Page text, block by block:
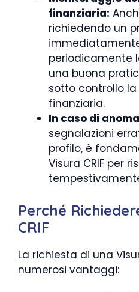
finanziaria:
richiedendo un
periodicamente
una buona
sotto controllo
finanziaria.
In caso di
segnalazioni
profilo, è
Visura CRIF per
Perché
CRIF
La richiesta di una
numerosi vantaggi: